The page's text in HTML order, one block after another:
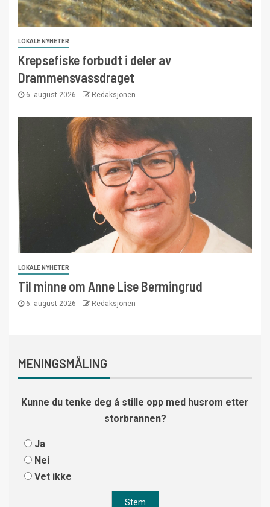
LOKALE NYHETER
Krepsefiske forbudt i deler av
Drammensvassdraget
6. august 2026 Redaksjonen
LOKALE NYHETER
Til minne om Anne Lise Bermingrud
6. august 2026 Redaksjonen
MENINGSMÅLING
Kunne du tenke deg å stille opp med husrom etter
storbrannen?
Ja
Nei
Vet ikke